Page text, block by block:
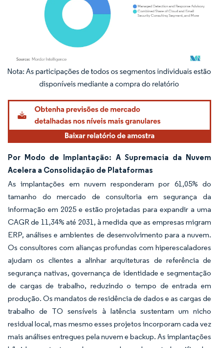
Imagem © Mordor Intelligence. O reuso requer atribuição conforme CC BY 4.0.
Por Modo de Implantação: A Supremacia da Nuvem
Acelera a Consolidação de Plataformas
As implantações em nuvem responderam por 61,05% do
tamanho do mercado de consultoria em segurança da
informação em 2025 e estão projetadas para expandir a uma
CAGR de 11,34% até 2031, à medida que as empresas migram
ERP, análises e ambientes de desenvolvimento para a nuvem.
Os consultores com alianças profundas com hiperescaladores
ajudam os clientes a alinhar arquiteturas de referência de
segurança nativas, governança de identidade e segmentação
de cargas de trabalho, reduzindo o tempo de entrada em
produção. Os mandatos de residência de dados e as cargas de
trabalho de TO sensíveis à latência sustentam um nicho
residual local, mas mesmo esses projetos incorporam cada vez
mais análises entregues pela nuvem e backup. As implantações